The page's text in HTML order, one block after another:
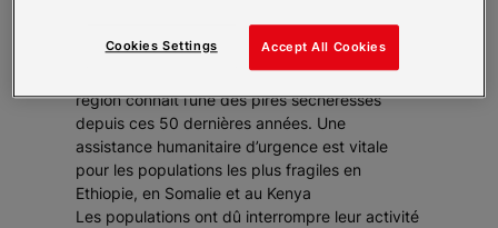
La « Corne de l'Afrique » est cette zone de
l'Afrique orientale regroupant l’Erythrée,
Djibouti, l'Ethiopie, la Somalie et le Kenya. Cette
région connait l’une des pires sécheresses
depuis ces 50 dernières années. Une
assistance humanitaire d’urgence est vitale
pour les populations les plus fragiles en
Ethiopie, en Somalie et au Kenya
Les populations ont dû interrompre leur activité
Accept All Cookies
Cookies Settings